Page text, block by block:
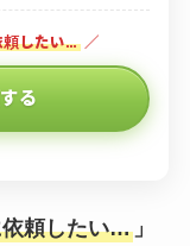
頼したい… ／
る
依頼したい…」